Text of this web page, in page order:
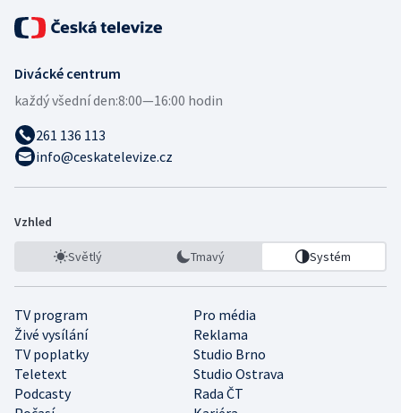
Divácké centrum
každý všední den:8:00—16:00 hodin
261 136 113
info@ceskatelevize.cz
Vzhled
Světlý Tmavý Systém
TV program
Pro média
Živé vysílání
Reklama
TV poplatky
Studio Brno
Teletext
Studio Ostrava
Podcasty
Rada ČT